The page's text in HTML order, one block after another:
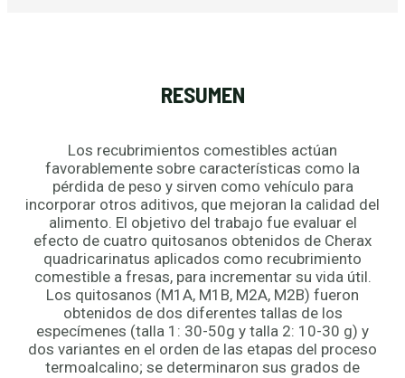
RESUMEN
Los recubrimientos comestibles actúan
favorablemente sobre características como la
pérdida de peso y sirven como vehículo para
incorporar otros aditivos, que mejoran la calidad del
alimento. El objetivo del trabajo fue evaluar el
efecto de cuatro quitosanos obtenidos de Cherax
quadricarinatus aplicados como recubrimiento
comestible a fresas, para incrementar su vida útil.
Los quitosanos (M1A, M1B, M2A, M2B) fueron
obtenidos de dos diferentes tallas de los
especímenes (talla 1: 30-50g y talla 2: 10-30 g) y
dos variantes en el orden de las etapas del proceso
termoalcalino; se determinaron sus grados de